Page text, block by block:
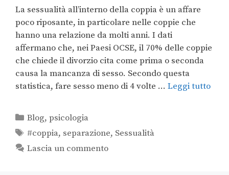
La sessualità all’interno della coppia è un affare
poco riposante, in particolare nelle coppie che
hanno una relazione da molti anni. I dati
affermano che, nei Paesi OCSE, il 70% delle coppie
che chiede il divorzio cita come prima o seconda
causa la mancanza di sesso. Secondo questa
statistica, fare sesso meno di 4 volte … Leggi tutto
Blog,psicologia
#coppia, separazione, Sessualità
Lascia un commento